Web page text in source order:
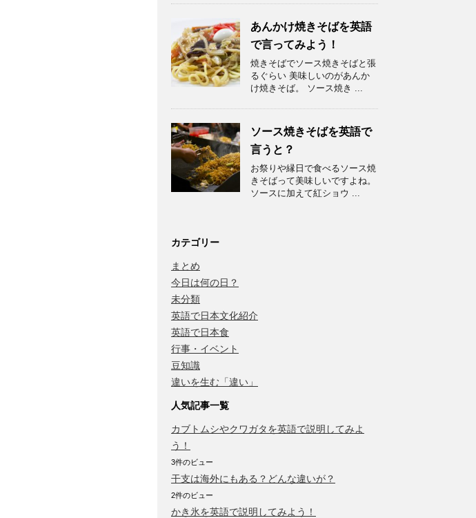
あんかけ焼きそばを英語
で言ってみよう！
焼きそばでソース焼きそばと張
るぐらい 美味しいのがあんか
け焼きそば。 ソース焼き ...
ソース焼きそばを英語で
言うと？
お祭りや縁日で食べるソース焼
きそばって美味しいですよね。
ソースに加えて紅ショウ ...
カテゴリー
まとめ
今日は何の日？
未分類
英語で日本文化紹介
英語で日本食
行事・イベント
豆知識
違いを生む「違い」
人気記事一覧
カブトムシやクワガタを英語で説明してみよ
う！
3件のビュー
干支は海外にもある？どんな違いが？
2件のビュー
かき氷を英語で説明してみよう！